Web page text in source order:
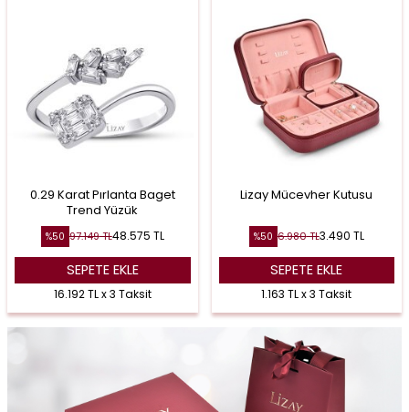
0.29 Karat Pırlanta Baget
Trend Yüzük
%50 97.149TL48.575 TL
SEPETE EKLE
16.192 TL x 3 Taksit
Lizay Mücevher Kutusu
%50 6.980TL3.490 TL
SEPETE EKLE
1.163 TL x 3 Taksit